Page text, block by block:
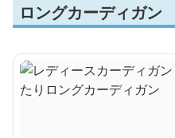
ロングカーディガン